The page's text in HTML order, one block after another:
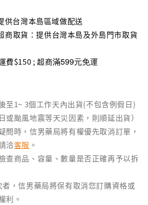
供台灣本島區域做配送
商取貨：提供台灣本島及外島門市取貨
費$150 ; 超商滿599元免運
至1~ 3個工作天內出貨(不包含例假日)
或颱風地震等天災因素，則順延出貨）
問時，信男藥局將有權優先取消訂單，
洽客服 。
查商品、容量、數量是否正確再予以拆
者，信男藥局將保有取消您訂購資格或
利。